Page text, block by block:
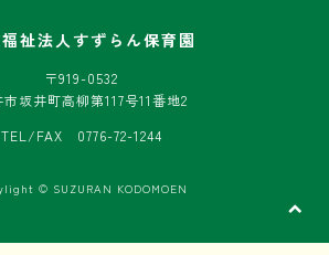
祉法人すずらん保育園
〒919-0532
市坂井町高柳第117号11番地2
TEL/FAX 0776-72-1244
© SUZURAN KODOMOEN